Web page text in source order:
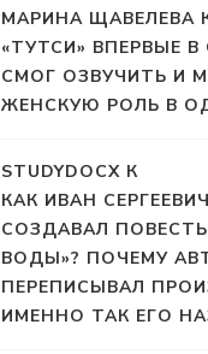
МАРИНА ЩАВЕЛЕВА
«ТУТСИ» ВПЕРВЫЕ В
СМОГ ОЗВУЧИТЬ И
ЖЕНСКУЮ РОЛЬ В
STUDYDOCXК
КАК ИВАН
СОЗДАВАЛ
ВОДЫ»? ПОЧЕМУ
ПЕРЕПИСЫВАЛ
ИМЕННО ТАК ЕГО